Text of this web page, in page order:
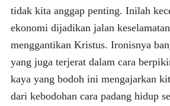
tidak kita anggap penting. Inilah
ekonomi dijadikan jalan
menggantikan Kristus. Ironisnya
yang juga terjerat dalam cara
kaya yang bodoh ini mengajarkan
dari kebodohan cara padang hidup